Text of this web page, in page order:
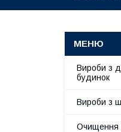
Вироби з
будинок
Вироби з
Очищення